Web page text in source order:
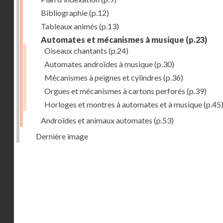
Bibliographie(p.12)
Tableaux animés (p.13)
Automates et mécanismes à musique (p.23)
Oiseaux chantants (p.24)
Automates androïdes à musique(p.30)
Mécanismes à peignes et cylindres (p.36)
Orgues et mécanismes à cartons perforés (p.39)
Horloges et montres à automates et à musique(p.45)
Androïdes et animaux automates (p.53)
Dernière image